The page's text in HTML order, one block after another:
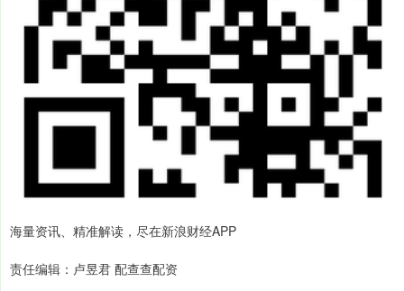
海量资讯、精准解读，尽在新浪财经APP
责任编辑：卢昱君 配查查配资